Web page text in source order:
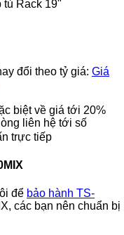
tủ Rack 19"
đổi theo tỷ giá: Giá
biệt về giá tới 20%
liên hệ tới số
trực tiếp
để bảo hành TS-
các bạn nên chuẩn bị